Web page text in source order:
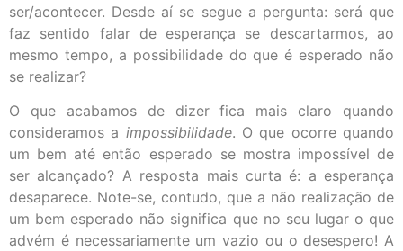
ser/acontecer. Desde aí se segue a pergunta: será que
faz sentido falar de esperança se descartarmos, ao
mesmo tempo, a possibilidade do que é esperado não
se realizar?
O que acabamos de dizer fica mais claro quando
consideramos a impossibilidade. O que ocorre quando
um bem até então esperado se mostra impossível de
ser alcançado? A resposta mais curta é: a esperança
desaparece. Note-se, contudo, que a não realização de
um bem esperado não significa que no seu lugar o que
advém é necessariamente um vazio ou o desespero! A